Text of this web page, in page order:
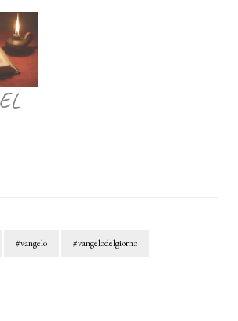
#vangelo #vangelodelgiorno